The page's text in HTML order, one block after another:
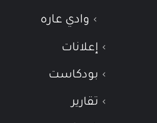
وادي عاره
إعلانات
بودكاست
تقارير